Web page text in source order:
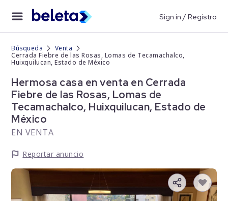
Sign in / Registro
Búsqueda
Venta
Cerrada Fiebre de las Rosas, Lomas de Tecamachalco,
Huixquilucan, Estado de México
Hermosa casa en venta en Cerrada
Fiebre de las Rosas, Lomas de
Tecamachalco, Huixquilucan, Estado de
México
EN VENTA
Reportar anuncio